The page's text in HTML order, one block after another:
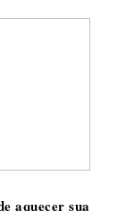
aquecer sua